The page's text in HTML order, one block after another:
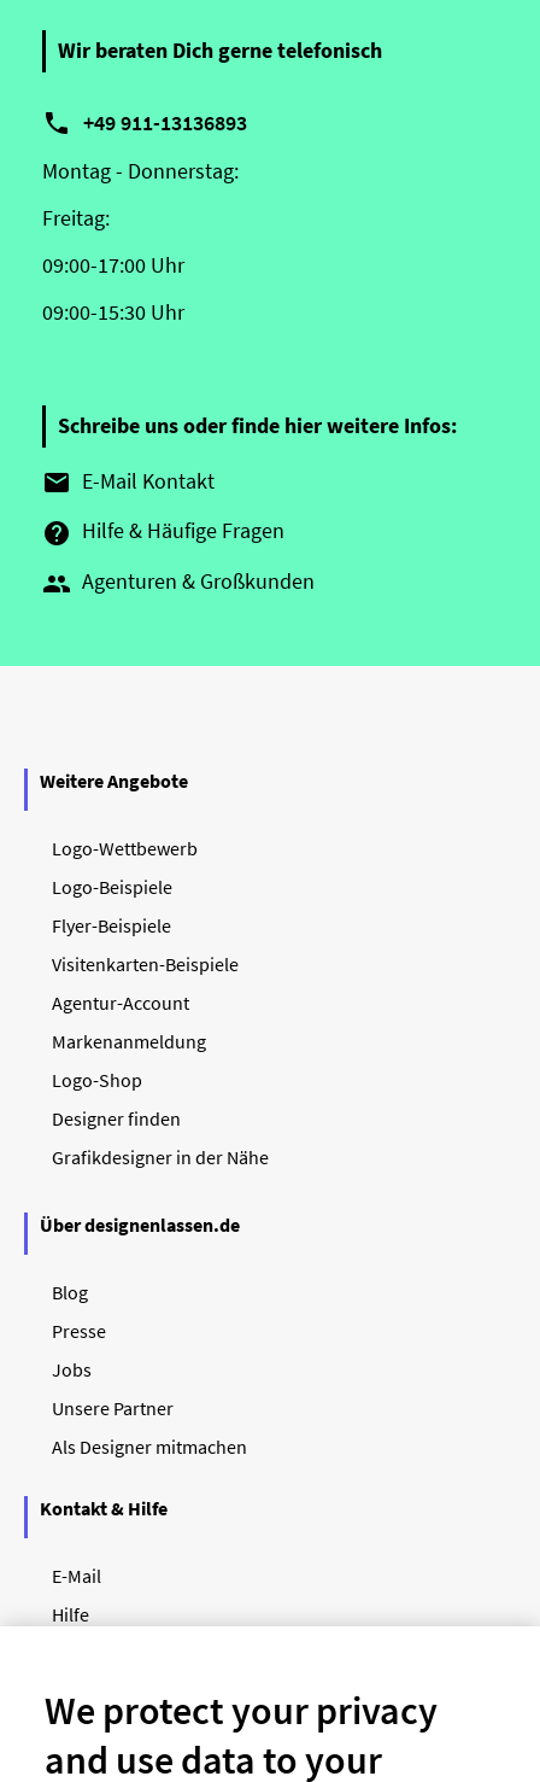
Wir beraten Dich gerne telefonisch
 +49 911-13136893
Montag - Donnerstag:
Freitag:
09:00-17:00 Uhr
09:00-15:30 Uhr
Schreibe uns oder finde hier weitere Infos:
 E-Mail Kontakt
 Hilfe & Häufige Fragen
 Agenturen & Großkunden
Weitere Angebote
Logo-Wettbewerb
Logo-Beispiele
Flyer-Beispiele
Visitenkarten-Beispiele
Agentur-Account
Markenanmeldung
Logo-Shop
Designer finden
Grafikdesigner in der Nähe
Über designenlassen.de
Blog
Presse
Jobs
Unsere Partner
Als Designer mitmachen
Kontakt & Hilfe
E-Mail
Hilfe
Unsere Zahlungsarten
We protect your privacy
and use data to your